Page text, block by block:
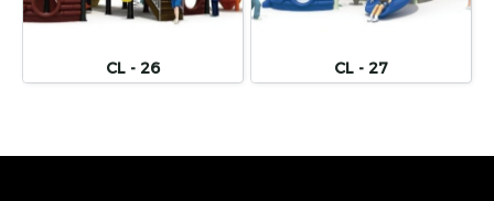
CL - 26 CL - 27